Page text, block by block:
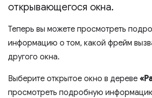
открывающегося окна.
Теперь вы можете просмотреть
информацию о том, какой фрейм
другого окна.
Выберите открытое окно в дереве
просмотреть подробную